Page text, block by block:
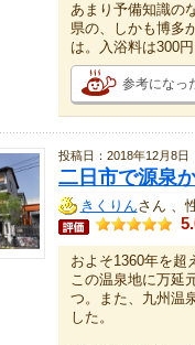
あまり予備知識の
県の、しかも博多
は。入浴料は300
参考になっ
投稿日：2018年12月8日
二日市で源泉
きくりんさん 、
およそ1360年を超
この温泉地に万延
つ。また、九州温
した。